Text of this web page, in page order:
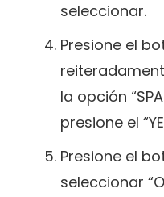
seleccionar.
Presione el
la opción
presione el
Presione el
seleccionar